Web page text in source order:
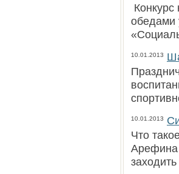
обедами
10.01.2013
10.01.2013
Что
Арефина